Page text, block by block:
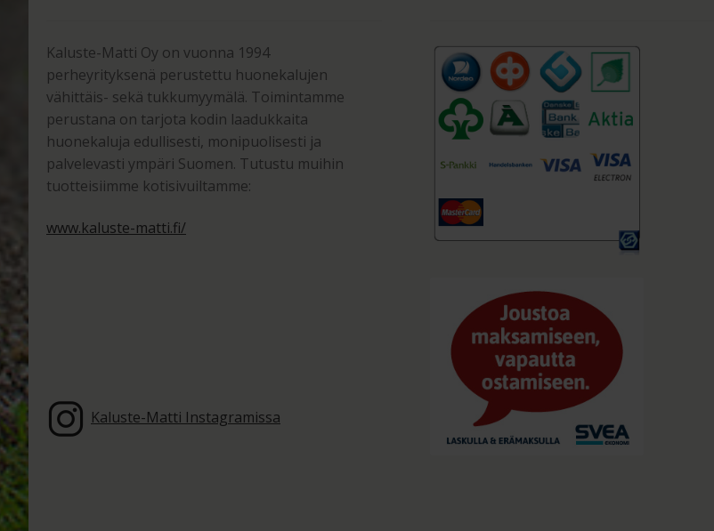
Kaluste-Matti Oy on vuonna 1994
perheyrityksenä perustettu huonekalujen
vähittäis- sekä tukkumyymälä. Toimintamme
perustana on tarjota kodin laadukkaita
huonekaluja edullisesti, monipuolisesti ja
palvelevasti ympäri Suomen. Tutustu muihin
tuotteisiimme kotisivuiltamme:
www.kaluste-matti.fi/
Kaluste-Matti Instagramissa